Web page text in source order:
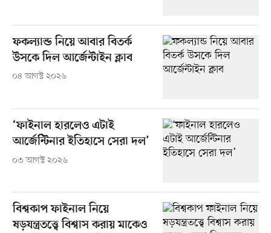
ফকল্যান্ড নিয়ে আবার বিতর্ক
উসকে দিল আর্জেন্টাইন ক্লাব
০৪ আগস্ট ২০২৬
‘ফাইনাল হারলেও এটাই
আর্জেন্টিনার ইতিহাসে সেরা দল’
০৩ আগস্ট ২০২৬
বিশ্বকাপ ফাইনাল নিয়ে
ষড়যন্ত্রতত্ত্বে বিশ্বাস করায় মাকেও